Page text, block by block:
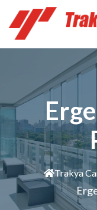
Trakya